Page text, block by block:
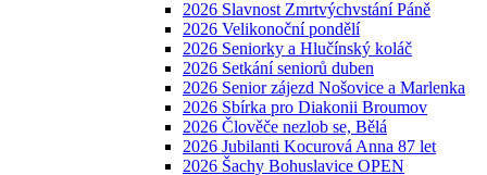
2026 Slavnost Zmrtvýchvstání Páně
2026 Velikonoční pondělí
2026 Seniorky a Hlučínský koláč
2026 Setkání seniorů duben
2026 Senior zájezd Nošovice a Marlenka
2026 Sbírka pro Diakonii Broumov
2026 Člověče nezlob se, Bělá
2026 Jubilanti Kocurová Anna 87 let
2026 Šachy Bohuslavice OPEN